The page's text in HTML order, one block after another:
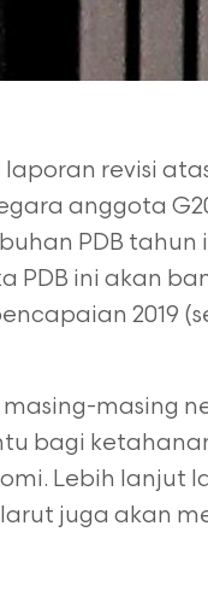
revisi
anggota
PDB tahun
PDB ini akan
2019
masing
bagi
Lebih lanjut
juga akan